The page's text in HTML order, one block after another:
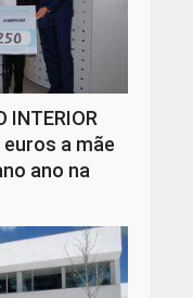
a mãe
ano na